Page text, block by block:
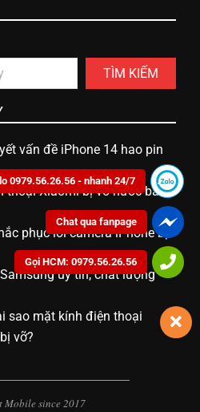
TÌM KIẾM
vấn đề iPhone 14 hao pin
thoại Xiaomi bị vô nước bao
phục lỗi camera iPhone bị
uy tín, chất lượng
sao mặt kính điện thoại
vỡ?
Mobile since 2017
0979.56.26.56 - nhanh 24/7
Chat qua fanpage
Gọi HCM: 0979.56.26.56